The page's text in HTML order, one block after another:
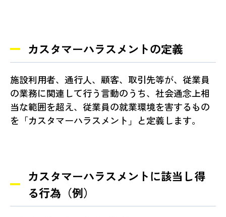
カスタマーハラスメントの定義
施設利用者、通行人、顧客、取引先等が、従業員
の業務に関連して行う言動のうち、社会通念上相
当な範囲を超え、従業員の就業環境を害するもの
を「カスタマーハラスメント」と定義します。
カスタマーハラスメントに該当し得
る行為（例）